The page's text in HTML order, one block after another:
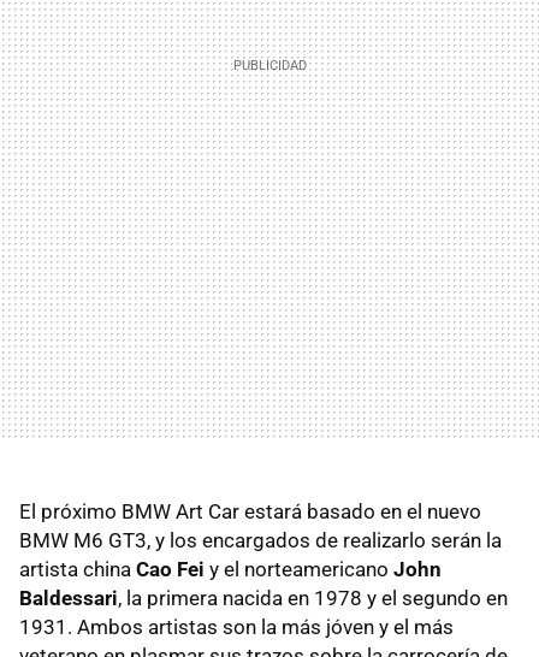
El próximo BMW Art Car estará basado en el nuevo
BMW M6 GT3, y los encargados de realizarlo serán la
artista china Cao Fei y el norteamericano John
Baldessari, la primera nacida en 1978 y el segundo en
1931. Ambos artistas son la más jóven y el más